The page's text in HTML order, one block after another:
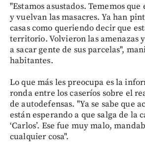
"Estamos asustados. Tememos
y vuelvan las masacres. Ya han
casas como queriendo decir que
territorio. Volvieron las amenazas
a sacar gente de sus parcelas",
habitantes.
Lo que más les preocupa es la
ronda entre los caseríos sobre el
de autodefensas. "Ya se sabe que
están esperando a que salga de la
‘Carlos’. Ese fue muy malo,
cualquier cosa".